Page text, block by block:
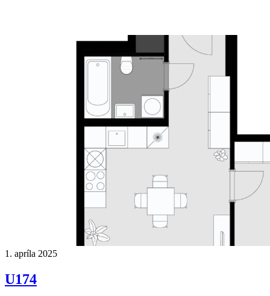
1. apríla 2025
U174